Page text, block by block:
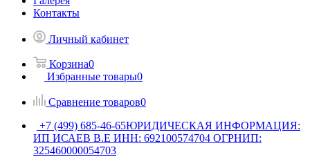
Контакты
Личный кабинет
Корзина0
Избранные товары0
Сравнение товаров0
+7 (499) 685-46-65ЮРИДИЧЕСКАЯ ИНФОРМАЦИЯ:
ИП ИСАЕВ В.Е ИНН: 692100574704 ОГРНИП:
325460000054703